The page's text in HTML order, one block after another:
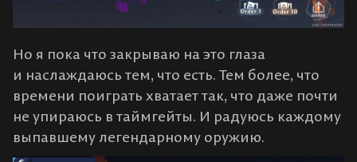
Но я пока что закрываю на это глаза
и наслаждаюсь тем, что есть. Тем более, что
времени поиграть хватает так, что даже почти
не упираюсь в таймгейты. И радуюсь каждому
выпавшему легендарному оружию.